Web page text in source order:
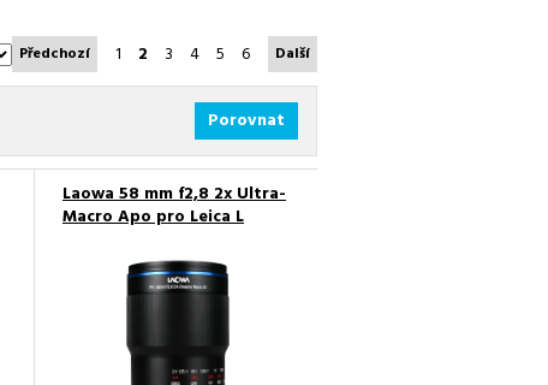
Předchozí 1 2 3 4 5 6 Další
Porovnat
Laowa 58 mm f2,8 2x Ultra-
Macro Apo pro Leica L